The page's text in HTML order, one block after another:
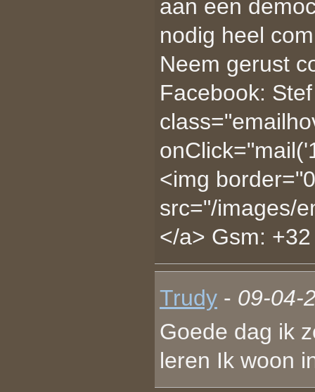
aan een
nodig heel
Neem gerust
Facebook:
<img
src="/images/
</a> Gsm:
Trudy - 09-04-
Goede dag ik
leren Ik woon